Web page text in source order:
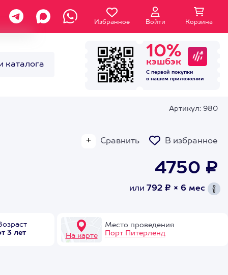
Избранное Войти Корзина
каталога
10%
кэшбэк
С первой покупки
в нашем приложении
Артикул: 980
Сравнить В избранное
4750 ₽
или 792 ₽ × 6 мес
3 лет
На карте
Место проведения
Порт Питерленд